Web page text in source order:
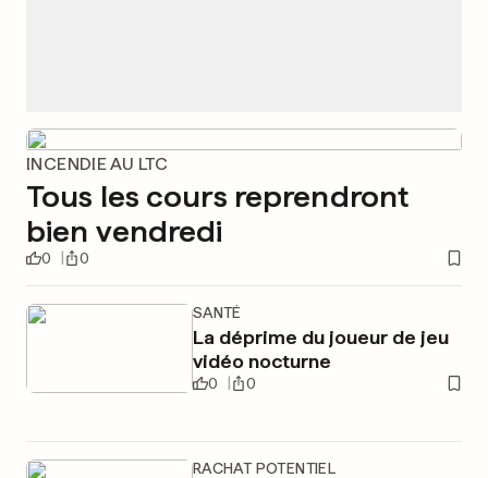
INCENDIE AU LTC
Tous les cours reprendront
bien vendredi
0 0
SANTÉ
La déprime du joueur de jeu
vidéo nocturne
0 0
RACHAT POTENTIEL